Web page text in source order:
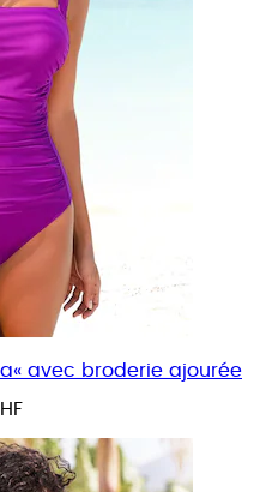
avec broderie ajourée